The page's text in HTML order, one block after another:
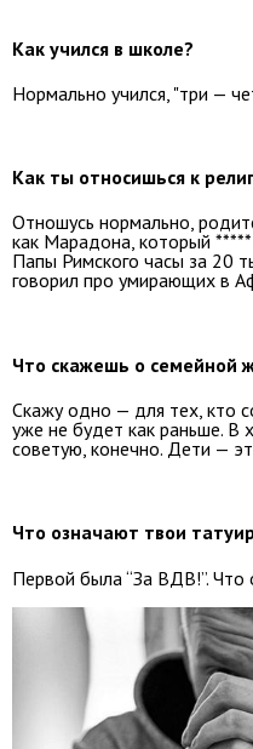
Как учился в школе?
Нормально учился, "три —
Как ты относишься к
Отношусь нормально,
как Марадона, который *****
Папы Римского часы за 20
говорил про умирающих в
Что скажешь о семейной
Скажу одно — для тех, кто
уже не будет как раньше. В
советую, конечно. Дети —
Что означают твои
Первой была “За ВДВ!”. Что